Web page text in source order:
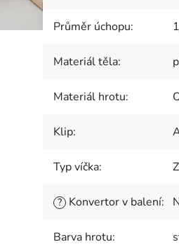
Průměr úchopu:
Materiál těla:
Materiál hrotu:
Klip:
Typ víčka:
? Konvertor v balení:
Barva hrotu: